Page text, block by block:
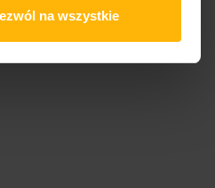
na wszystkie